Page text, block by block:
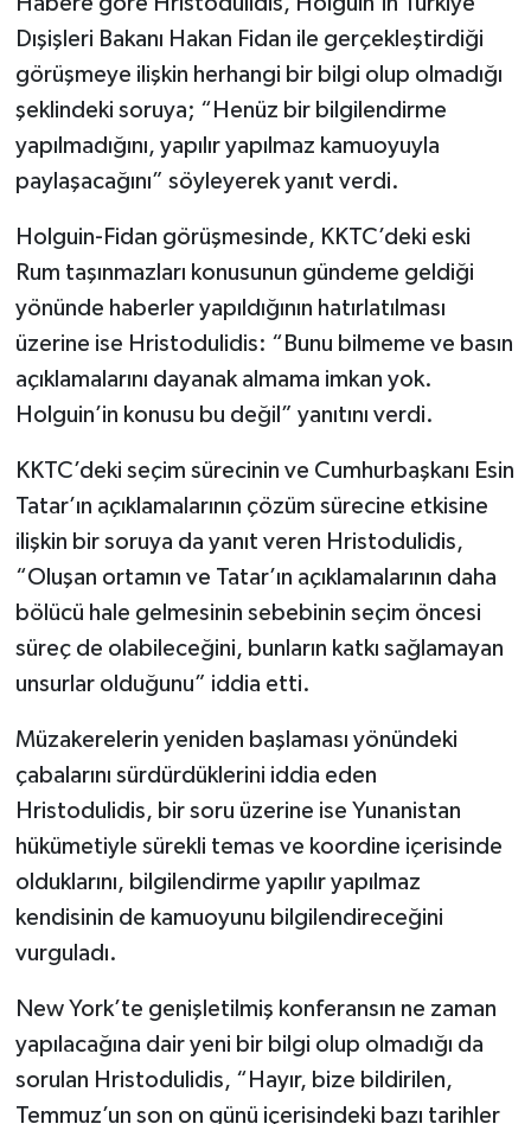
Dışişleri Bakanı Hakan Fidan ile gerçekleştirdiği
görüşmeye ilişkin herhangi bir bilgi olup olmadığı
şeklindeki soruya; “Henüz bir bilgilendirme
yapılmadığını, yapılır yapılmaz kamuoyuyla
paylaşacağını” söyleyerek yanıt verdi.
Holguin-Fidan görüşmesinde, KKTC’deki eski
Rum taşınmazları konusunun gündeme geldiği
yönünde haberler yapıldığının hatırlatılması
üzerine ise Hristodulidis: “Bunu bilmeme ve basın
açıklamalarını dayanak almama imkan yok.
Holguin’in konusu bu değil” yanıtını verdi.
KKTC’deki seçim sürecinin ve Cumhurbaşkanı Esin
Tatar’ın açıklamalarının çözüm sürecine etkisine
ilişkin bir soruya da yanıt veren Hristodulidis,
“Oluşan ortamın ve Tatar’ın açıklamalarının daha
bölücü hale gelmesinin sebebinin seçim öncesi
süreç de olabileceğini, bunların katkı sağlamayan
unsurlar olduğunu” iddia etti.
Müzakerelerin yeniden başlaması yönündeki
çabalarını sürdürdüklerini iddia eden
Hristodulidis, bir soru üzerine ise Yunanistan
hükümetiyle sürekli temas ve koordine içerisinde
olduklarını, bilgilendirme yapılır yapılmaz
kendisinin de kamuoyunu bilgilendireceğini
vurguladı.
New York’te genişletilmiş konferansın ne zaman
yapılacağına dair yeni bir bilgi olup olmadığı da
sorulan Hristodulidis, “Hayır, bize bildirilen,
Temmuz’un son on günü içerisindeki bazı tarihler